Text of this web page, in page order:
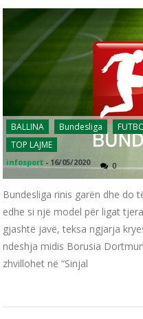
BALLINA Bundesliga
TOP LAJME
infosport - 16/05/2020 0
Bundesliga rinis garën dhe do
edhe si një model për ligat
gjashtë javë, teksa ngjarja
ndeshja midis Borusia
zhvillohet në “Sinjal